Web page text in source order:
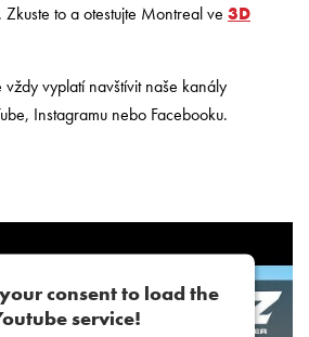
to a otestujte Montreal ve 3D
vždy vyplatí navštívit naše kanály
Instagramu nebo Facebooku.
consent to load the
service!